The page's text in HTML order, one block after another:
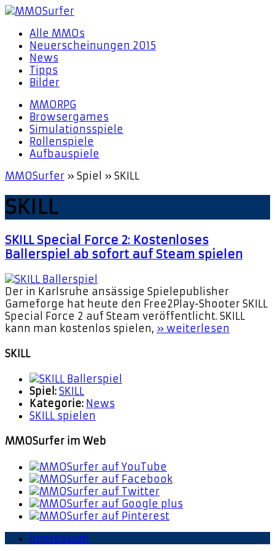
Alle MMOs
Neuerscheinungen 2015
News
Tipps
Bilder
MMORPG
Browsergames
Simulationsspiele
Rollenspiele
Aufbauspiele
MMOSurfer » Spiel » SKILL
SKILL
SKILL Special Force 2: Kostenloses
Ballerspiel ab sofort auf Steam spielen
Der in Karlsruhe ansässige Spielepublisher
Gameforge hat heute den Free2Play-Shooter SKILL
Special Force 2 auf Steam veröffentlicht. SKILL
kann man kostenlos spielen, » weiterlesen
SKILL
Spiel: SKILL
Kategorie: News
SKILL spielen
MMOSurfer im Web
Impressum